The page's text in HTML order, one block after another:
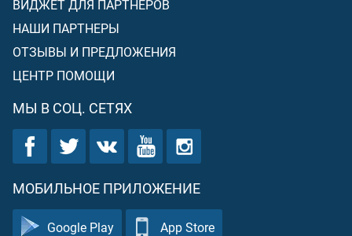
ВИДЖЕТ ДЛЯ ПАРТНЕРОВ
НАШИ ПАРТНЕРЫ
ОТЗЫВЫ И ПРЕДЛОЖЕНИЯ
ЦЕНТР ПОМОЩИ
МЫ В СОЦ. СЕТЯХ
МОБИЛЬНОЕ ПРИЛОЖЕНИЕ
Google Play App Store